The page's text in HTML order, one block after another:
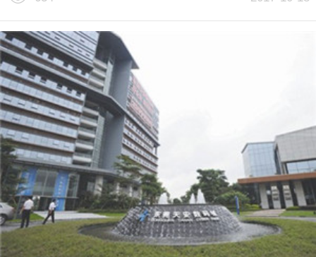
案，最大程度降低有害生物所带来的滋扰......